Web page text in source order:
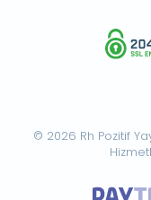
© 2026 Rh Pozitif